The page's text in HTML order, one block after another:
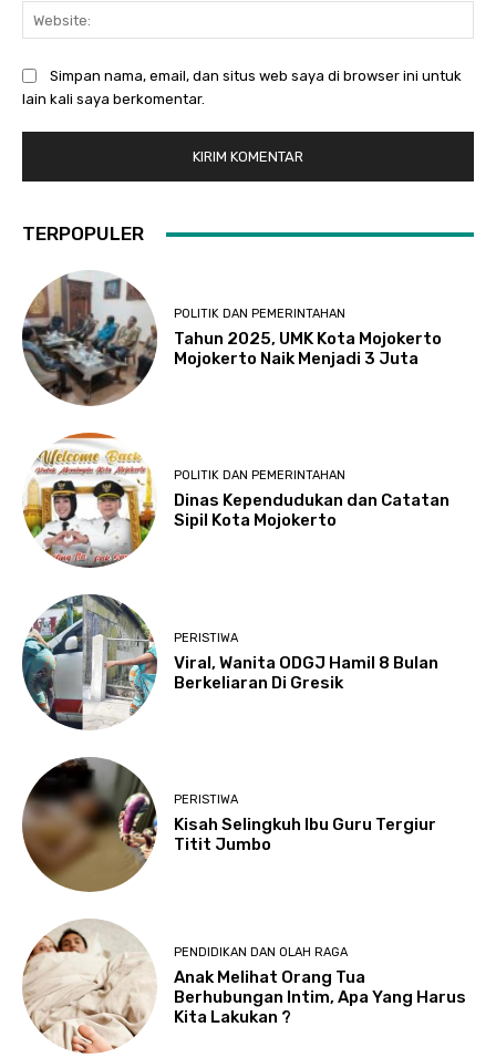
Simpan nama, email, dan situs web saya di browser ini untuk
lain kali saya berkomentar.
TERPOPULER
POLITIK DAN PEMERINTAHAN
Tahun 2025, UMK Kota Mojokerto
Mojokerto Naik Menjadi 3 Juta
POLITIK DAN PEMERINTAHAN
Dinas Kependudukan dan Catatan
Sipil Kota Mojokerto
PERISTIWA
Viral, Wanita ODGJ Hamil 8 Bulan
Berkeliaran Di Gresik
PERISTIWA
Kisah Selingkuh Ibu Guru Tergiur
Titit Jumbo
PENDIDIKAN DAN OLAH RAGA
Anak Melihat Orang Tua
Berhubungan Intim, Apa Yang Harus
Kita Lakukan ?